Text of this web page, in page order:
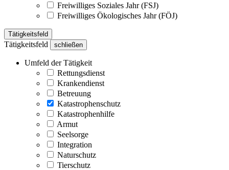
Freiwilliges Soziales Jahr (FSJ)
Freiwilliges Ökologisches Jahr (FÖJ)
Tätigkeitsfeld
Tätigkeitsfeld schließen
Umfeld der Tätigkeit
Rettungsdienst
Krankendienst
Betreuung
Katastrophenschutz
Katastrophenhilfe
Armut
Seelsorge
Integration
Naturschutz
Tierschutz